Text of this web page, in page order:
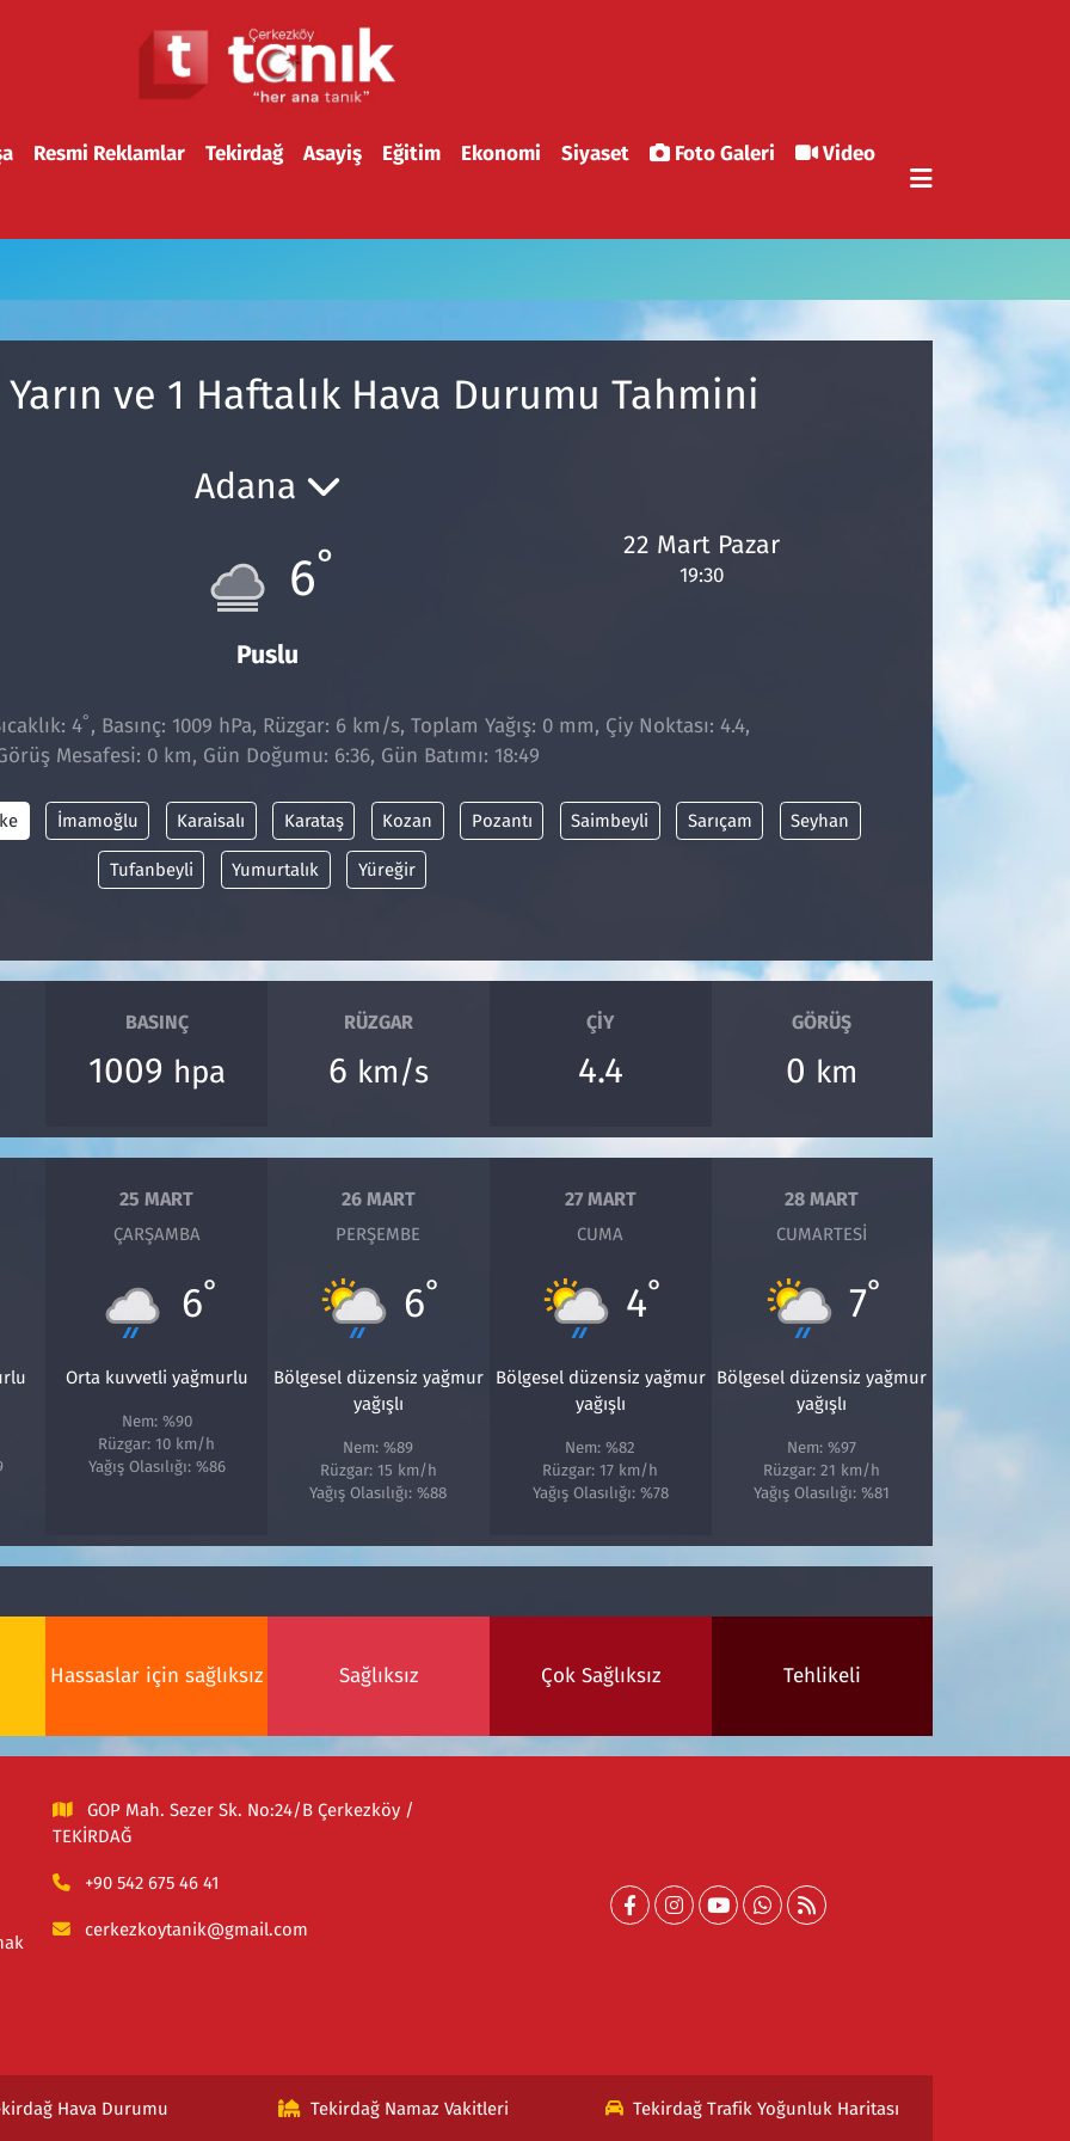
Resmi Reklamlar Tekirdağ Asayiş Eğitim Ekonomi Siyaset Foto Galeri
Video
ve 1 Haftalık Hava Durumu Tahmini
Adana
6°
Puslu
22 Mart Pazar
19:30
4° , Basınç: 1009 hPa, Rüzgar: 6 km/s, Toplam Yağış: 0 mm, Çiy Noktası: 4.4,
Mesafesi: 0 km, Gün Doğumu: 6:36, Gün Batımı: 18:49
İmamoğlu Karaisalı Karataş Kozan Pozantı Saimbeyli Sarıçam Seyhan
Tufanbeyli Yumurtalık Yüreğir
BASINÇ
1009 hpa
RÜZGAR
6 km/s
ÇIY
4.4
GÖRÜŞ
0 km
25 MART
ÇARŞAMBA
6°
Orta kuvvetli yağmurlu
Nem: %90
Rüzgar: 10 km/h
Yağış Olasılığı: %86
26 MART
PERŞEMBE
6°
Bölgesel düzensiz yağmur
yağışlı
Nem: %89
Rüzgar: 15 km/h
Yağış Olasılığı: %88
27 MART
CUMA
4°
Bölgesel düzensiz yağmur
yağışlı
Nem: %82
Rüzgar: 17 km/h
Yağış Olasılığı: %78
28 MART
CUMARTESI
7°
Bölgesel düzensiz yağmur
yağışlı
Nem: %97
Rüzgar: 21 km/h
Yağış Olasılığı: %81
Hassaslar için sağlıksız Sağlıksız Çok Sağlıksız Tehlikeli
GOP Mah. Sezer Sk. No:24/B Çerkezköy /
TEKİRDAĞ
+90 542 675 46 41
cerkezkoytanik@gmail.com
Hava Durumu Tekirdağ Namaz Vakitleri Tekirdağ Trafik Yoğunluk Haritası